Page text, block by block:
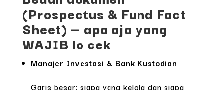
(Prospectus & Fund Fact
Sheet) — apa aja yang
WAJIB lo cek
Manajer Investasi & Bank Kustodian
Garis besar: siapa yang kelola dan siapa